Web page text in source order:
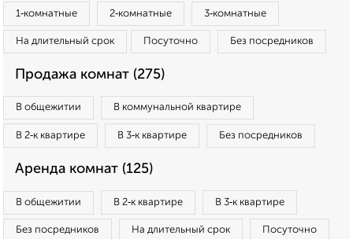
1‑комнатные 2‑комнатные 3‑комнатные
На длительный срок Посуточно Без посредников
Продажа комнат (275)
В общежитии В коммунальной квартире
В 2‑к квартире В 3‑к квартире Без посредников
Аренда комнат (125)
В общежитии В 2‑к квартире В 3‑к квартире
Без посредников На длительный срок Посуточно